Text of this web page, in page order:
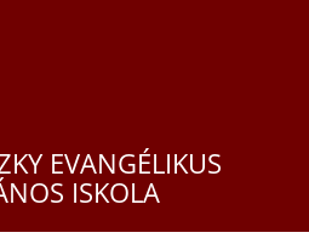
EVANGÉLIKUS
ISKOLA